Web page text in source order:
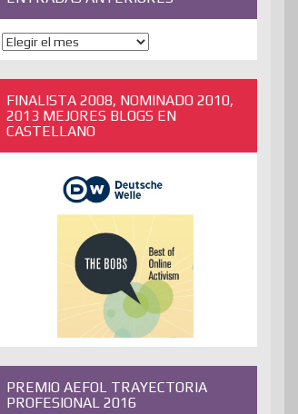
ENTRADAS
ANTERIORES
FINALISTA 2008, NOMINADO 2010,
2013 MEJORES BLOGS EN
CASTELLANO
PREMIO AEFOL TRAYECTORIA
PROFESIONAL 2016